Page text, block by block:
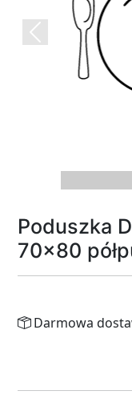
Previous
Poduszka
70x80
Darmowa